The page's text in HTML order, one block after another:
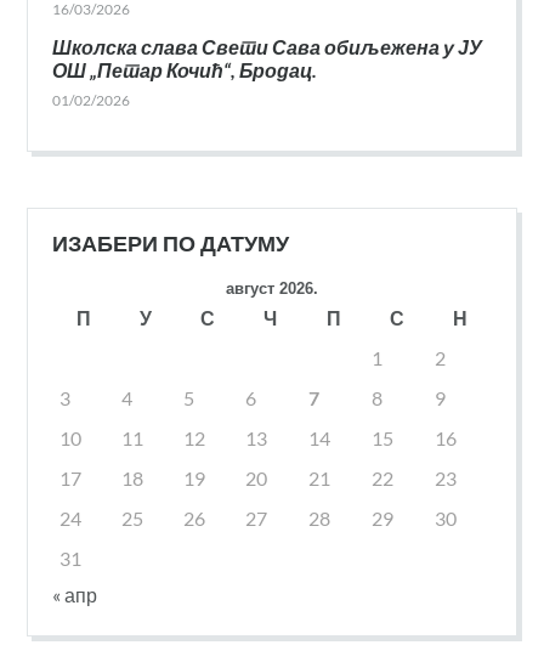
16/03/2026
Школска слава Свети Сава обиљежена у ЈУ
ОШ „Петар Кочић“, Бродац.
01/02/2026
ИЗАБЕРИ ПО ДАТУМУ
август 2026.
П У С Ч П С
Н
1
2
3
4 5 6 7 8
9
10
11 12 13 14 15
16
17
18 19 20 21 22
23
24
25 26 27 28 29
30
31
« апр